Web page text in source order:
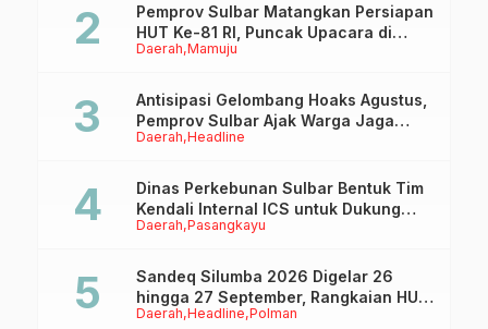
Daerah Mamuju
Pemprov Sulbar Matangkan Persiapan
HUT Ke-81 RI, Puncak Upacara di
Lapangan Ahmad Kirang
Daerah Headline
Antisipasi Gelombang Hoaks Agustus,
Pemprov Sulbar Ajak Warga Jaga
Ruang Digital
Daerah Pasangkayu
Dinas Perkebunan Sulbar Bentuk Tim
Kendali Internal ICS untuk Dukung
Sertifikasi ISPO Pekebun di
Daerah Headline Polman
Sandeq Silumba 2026 Digelar 26
hingga 27 September, Rangkaian HUT
Sulbar